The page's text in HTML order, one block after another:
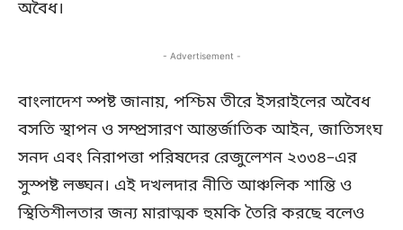
অবৈধ।
- Advertisement -
বাংলাদেশ স্পষ্ট জানায়, পশ্চিম তীরে ইসরাইলের অবৈধ
বসতি স্থাপন ও সম্প্রসারণ আন্তর্জাতিক আইন, জাতিসংঘ
সনদ এবং নিরাপত্তা পরিষদের রেজুলেশন ২৩৩৪–এর
সুস্পষ্ট লঙ্ঘন। এই দখলদার নীতি আঞ্চলিক শান্তি ও
স্থিতিশীলতার জন্য মারাত্মক হুমকি তৈরি করছে বলেও